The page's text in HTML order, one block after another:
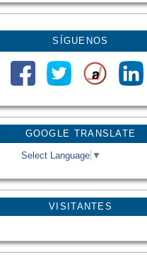
GOOGLE TRANSLATE
Select Language ▼
VISITANTES
SÍGUENOS